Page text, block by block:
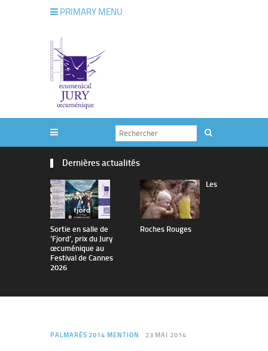
PRIMARY MENU
Dernières actualités
Sortie en salle de
’Fjord’, prix du Jury
œcuménique au
Festival de Cannes
2026
Les
Roches Rouges
PALMARÈS 2014 MENTION 23 MAI 2014